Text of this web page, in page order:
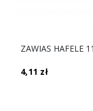
4,11 zł